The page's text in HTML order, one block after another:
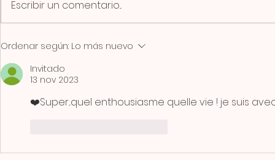
Escribir un comentario...
Ordenar según: Lo más nuevo
Invitado
13 nov 2023
❤️Super...quel enthousiasme quelle vie ! je suis